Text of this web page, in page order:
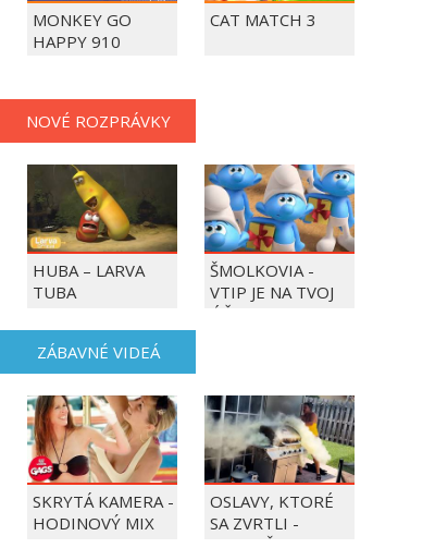
MONKEY GO
HAPPY 910
CAT MATCH 3
NOVÉ ROZPRÁVKY
HUBA – LARVA
TUBA
ŠMOLKOVIA -
VTIP JE NA TVOJ
ÚČET
ZÁBAVNÉ VIDEÁ
SKRYTÁ KAMERA -
HODINOVÝ MIX
OSLAVY, KTORÉ
SA ZVRTLI -